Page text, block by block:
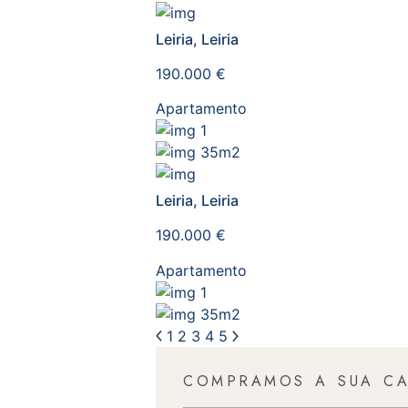
Leiria, Leiria
190.000 €
Apartamento
1
35m2
Leiria, Leiria
190.000 €
Apartamento
1
35m2
1 2 3 4 5
COMPRAMOS A SUA